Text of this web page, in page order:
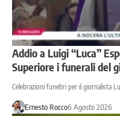
Addio a Luigi “Luca”
Superiore i funerali del
Celebrazioni funebri per il giornalista
Ernesto Rocco6 Agosto 2026